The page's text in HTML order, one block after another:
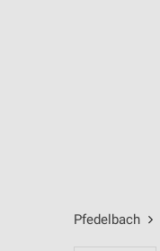
Pfedelbach